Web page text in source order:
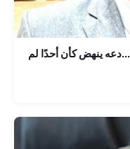
ينهض كأن أحدًا لم